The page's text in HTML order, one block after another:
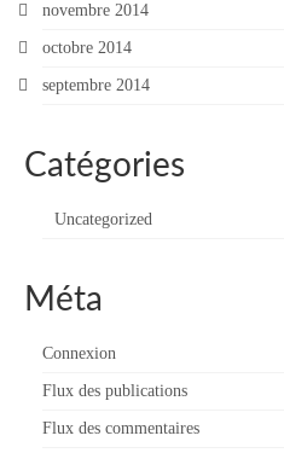
novembre 2014
octobre 2014
septembre 2014
Catégories
Uncategorized
Méta
Connexion
Flux des publications
Flux des commentaires